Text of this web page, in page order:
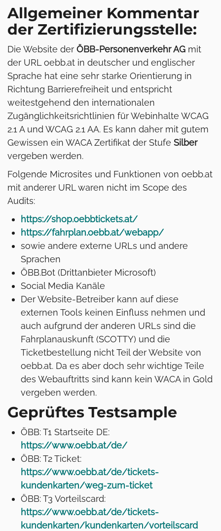
Allgemeiner Kommentar
der Zertifizierungsstelle:
Die Website der ÖBB-Personenverkehr AG mit
der URL oebb.at in deutscher und englischer
Sprache hat eine sehr starke Orientierung in
Richtung Barrierefreiheit und entspricht
weitestgehend den internationalen
Zugänglichkeitsrichtlinien für Webinhalte WCAG
2.1 A und WCAG 2.1 AA. Es kann daher mit gutem
Gewissen ein WACA Zertifikat der Stufe Silber
vergeben werden.
Folgende Microsites und Funktionen von oebb.at
mit anderer URL waren nicht im Scope des
Audits:
https://shop.oebbtickets.at/
https://fahrplan.oebb.at/webapp/
sowie andere externe URLs und andere
Sprachen
ÖBB.Bot (Drittanbieter Microsoft)
Social Media Kanäle
Der Website-Betreiber kann auf diese
externen Tools keinen Einfluss nehmen und
auch aufgrund der anderen URLs sind die
Fahrplanauskunft (SCOTTY) und die
Ticketbestellung nicht Teil der Website von
oebb.at. Da es aber doch sehr wichtige Teile
des Webauftritts sind kann kein WACA in Gold
vergeben werden.
Geprüftes Testsample
ÖBB: T1 Startseite DE:
https://www.oebb.at/de/
ÖBB: T2 Ticket:
https://www.oebb.at/de/tickets-
kundenkarten/weg-zum-ticket
ÖBB: T3 Vorteilscard:
https://www.oebb.at/de/tickets-
kundenkarten/kundenkarten/vorteilscard